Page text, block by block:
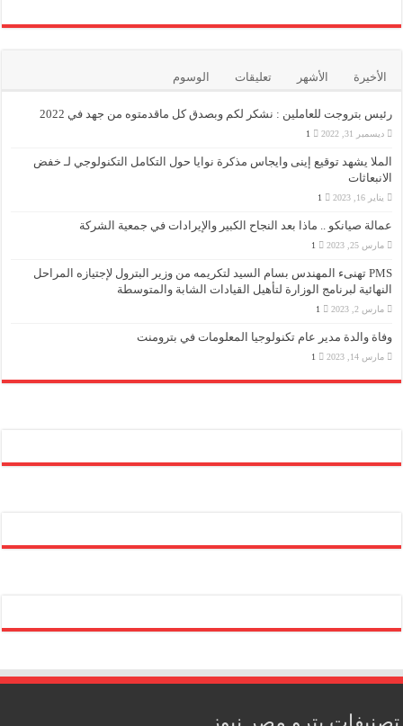
الأخيرة الأشهر تعليقات الوسوم
رئيس بتروجت للعاملين : نشكر لكم وبصدق كل ماقدمتوه من جهد في 2022
ديسمبر 31, 2022 1
الملا يشهد توقيع إينى وايجاس مذكرة نوايا حول التكامل التكنولوجي لـ خفض
الانبعاثات
يناير 16, 2023 1
عمالة صيانكو .. ماذا بعد النجاح الكبير والإيرادات في جمعية الشركة
مارس 25, 2023 1
PMS تهنىء المهندس بسام السيد لتكريمه من وزير البترول لإجتيازه المراحل
النهائية لبرنامج الوزارة لتأهيل القيادات الشابة والمتوسطة
مارس 2, 2023 1
وفاة والدة مدير عام تكنولوجيا المعلومات في بترومنت
مارس 14, 2023 1